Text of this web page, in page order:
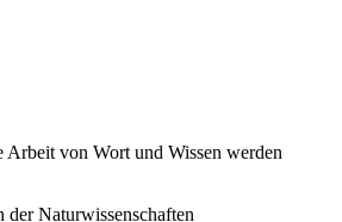
Arbeit von Wort und Wissen werden
der Naturwissenschaften